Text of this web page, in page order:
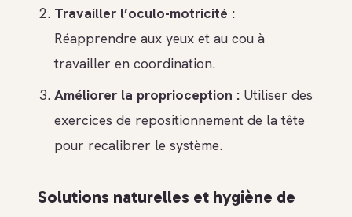
Travailler l’oculo-motricité :
Réapprendre aux yeux et au cou à
travailler en coordination.
Améliorer la proprioception :Utiliser des
exercices de repositionnement de la tête
pour recalibrer le système.
Solutions naturelles et hygiène de